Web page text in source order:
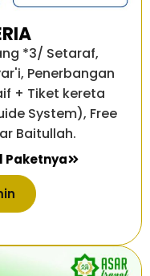
*3/ Setaraf,
Penerbangan
+ Tiket kereta
System), Free
Baitullah.
Paketnya